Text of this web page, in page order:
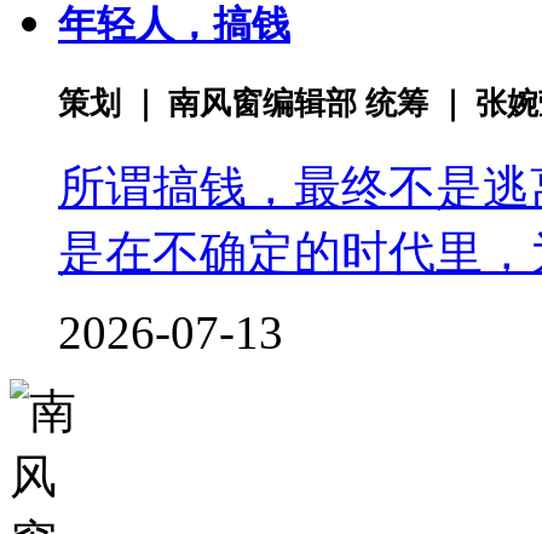
年轻人，搞钱
策划 ｜ 南风窗编辑部 统筹 ｜ 张
所谓搞钱，最终不是
是在不确定的时代里
2026-07-13